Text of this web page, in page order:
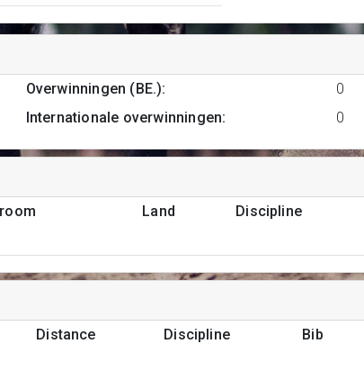
Overwinningen (BE.):
0
Internationale overwinningen: 0
Land Discipline
Distance Discipline Bib